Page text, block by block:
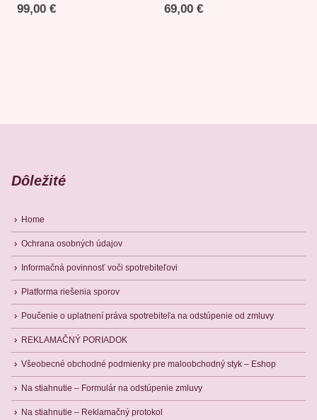
99,00 € 69,00 €
Dôležité
Home
Ochrana osobných údajov
Informačná povinnosť voči spotrebiteľovi
Platforma riešenia sporov
Poučenie o uplatnení práva spotrebiteľa na odstúpenie od zmluvy
REKLAMAČNÝ PORIADOK
Všeobecné obchodné podmienky pre maloobchodný styk – Eshop
Na stiahnutie – Formulár na odstúpenie zmluvy
Na stiahnutie – Reklamačný protokol